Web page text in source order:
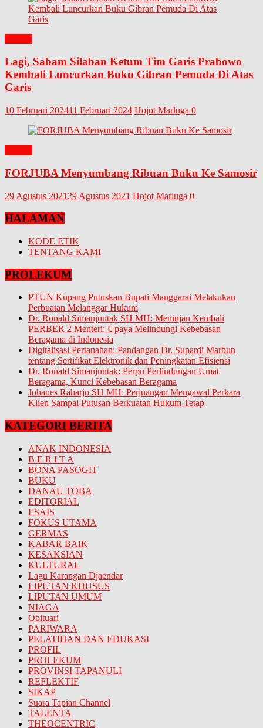
Lagi, Sabam Silaban Ketum Tim Garis Prabowo
Kembali Luncurkan Buku Gibran Pemuda Di Atas
Garis
10 Februari 202411 Februari 2024 Hojot Marluga 0
FORJUBA Menyumbang Ribuan Buku Ke Samosir
29 Agustus 2021 29 Agustus 2021 Hojot Marluga 0
HALAMAN
KODE ETIK
TENTANG KAMI
PROLEKUM
PTUN Kupang Putuskan Bupati Manggarai Melakukan
Perbuatan Melanggar Hukum
Dr. Ronald Simanjuntak SH MH: Meninjau Kembali
PERBER 2 Menteri: Upaya Melindungi Kebebasan
Beragama di Indonesia
Digitalisasi Pertanahan: Pandangan Dr. Supardi Marbun
tentang Sertifikat Elektronik dan Peningkatan Efisiensi
Dr. Ronald Simanjuntak: Perpu Perlindungan Umat
Beragama, Kunci Kebebasan Beragama
Johanes Raharjo SH MH: Perjuangan Mengawal Perkara
Klien Sampai Putusan Berkuatan Hukum Tetap
KATEGORI BERITA
ANAK INDONESIA
B E R I T A
BONA PASOGIT
BUKU
DANAU TOBA
EDITORIAL
ESAIS
FOKUS UTAMA
GERMAS
KABAR BAIK
KESAKSIAN
KULTURAL
Lagu Karangan Djaendar
LIPUTAN KHUSUS
LIPUTAN UMUM
NIAGA
Obituari
PARIWARA
PELATIHAN DAN EDUKASI
PROFIL
PROLEKUM
PROVINSI TAPANULI
REFLEKTIF
SIKAP
Suara Tapian Channel
TALENTA
THEOCENTRIC